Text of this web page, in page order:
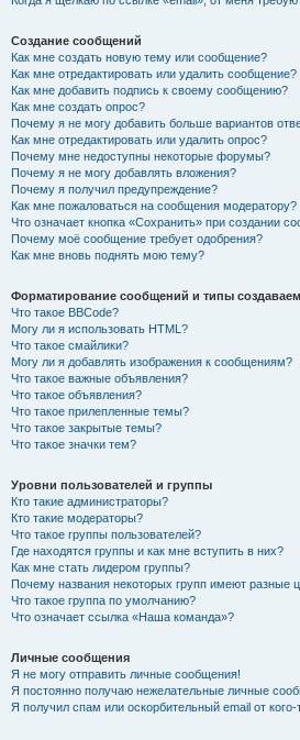
Создание сообщений
Как мне создать новую тему или сообщение?
Как мне отредактировать или удалить сообщение?
Как мне добавить подпись к своему сообщению?
Как мне создать опрос?
Почему я не могу добавить больше вариантов
Как мне отредактировать или удалить опрос?
Почему мне недоступны некоторые форумы?
Почему я не могу добавлять вложения?
Почему я получил предупреждение?
Как мне пожаловаться на сообщения модератору?
Что означает кнопка «Сохранить» при создании
Почему моё сообщение требует одобрения?
Как мне вновь поднять мою тему?
Форматирование сообщений и типы
Что такое BBCode?
Могу ли я использовать HTML?
Что такое смайлики?
Могу ли я добавлять изображения к сообщениям?
Что такое важные объявления?
Что такое объявления?
Что такое прилепленные темы?
Что такое закрытые темы?
Что такое значки тем?
Уровни пользователей и группы
Кто такие администраторы?
Кто такие модераторы?
Что такое группы пользователей?
Где находятся группы и как мне вступить в них?
Как мне стать лидером группы?
Почему названия некоторых групп имеют разные
Что такое группа по умолчанию?
Что означает ссылка «Наша команда»?
Личные сообщения
Я не могу отправить личные сообщения!
Я постоянно получаю нежелательные личные
Я получил спам или оскорбительный email от